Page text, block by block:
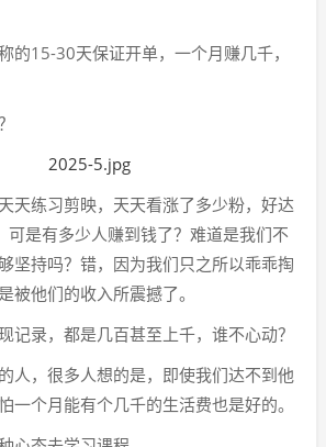
的15-30天保证开单，一个月赚几千，
天练习剪映，天天看涨了多少粉，好达
可是有多少人赚到钱了？难道是我们不
坚持吗？错，因为我们只之所以乖乖掏
被他们的收入所震撼了。
记录，都是几百甚至上千，谁不心动？
人，很多人想的是，即使我们达不到他
一个月能有个几千的生活费也是好的。